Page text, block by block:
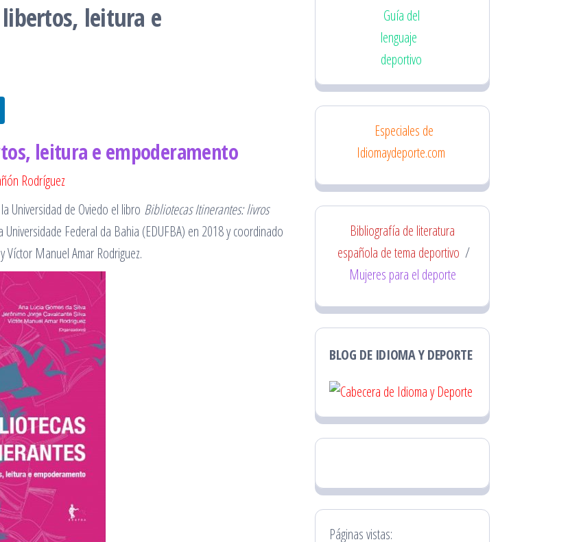
leitura e
leitura e empoderamento
Rodríguez
Universidad de Oviedo el libro Bibliotecas Itinerantes: livros
Federal da Bahia (EDUFBA) en 2018 y coordinado
Víctor Manuel Amar Rodriguez.
Guía del
lenguaje
deportivo
Especiales de
Idiomaydeporte.com
Bibliografía de literatura
española de tema deportivo /
Mujeres para el deporte
BLOG DE IDIOMA Y DEPORTE
Páginas vistas: